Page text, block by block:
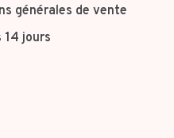
générales de vente
14 jours